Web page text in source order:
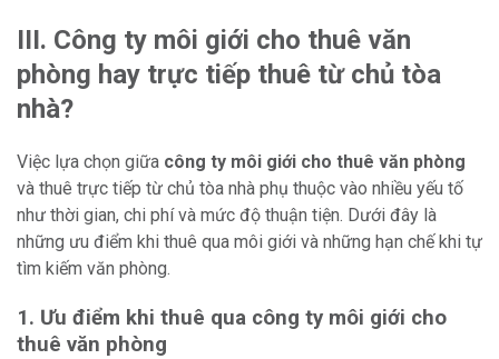
III. Công ty môi giới cho thuê văn
phòng hay trực tiếp thuê từ chủ tòa
nhà?
Việc lựa chọn giữa công ty môi giới cho thuê văn phòng
và thuê trực tiếp từ chủ tòa nhà phụ thuộc vào nhiều yếu tố
như thời gian, chi phí và mức độ thuận tiện. Dưới đây là
những ưu điểm khi thuê qua môi giới và những hạn chế khi tự
tìm kiếm văn phòng.
1. Ưu điểm khi thuê qua công ty môi giới cho
thuê văn phòng